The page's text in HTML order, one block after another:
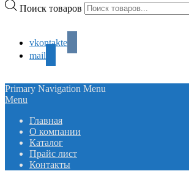
Поиск товаров
vkontakte
mail
Primary Navigation Menu
Menu
Главная
О компании
Каталог
Прайс лист
Контакты